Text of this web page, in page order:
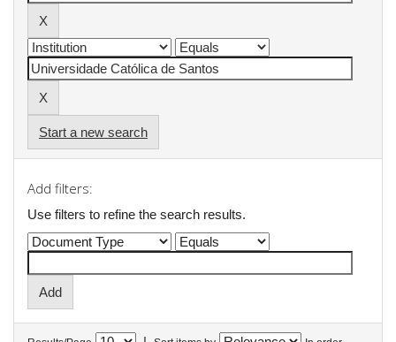
Start a new search
Add filters:
Use filters to refine the search results.